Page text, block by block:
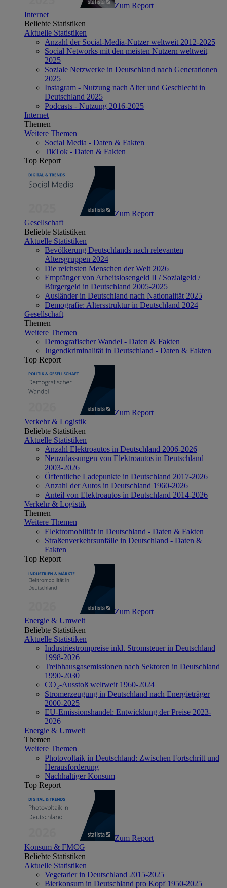
Zum Report
Internet
Beliebte Statistiken
Aktuelle Statistiken
Anzahl der Social-Media-Nutzer weltweit 2012-2025
Social Networks mit den meisten Nutzern weltweit
2025
Soziale Netzwerke in Deutschland nach Generationen
2025
Instagram - Nutzung nach Alter und Geschlecht in
Deutschland 2025
Podcasts - Nutzung 2016-2025
Internet
Themen
Weitere Themen
Social Media - Daten & Fakten
TikTok - Daten & Fakten
Top Report
Zum Report
Gesellschaft
Beliebte Statistiken
Aktuelle Statistiken
Bevölkerung Deutschlands nach relevanten
Altersgruppen 2024
Die reichsten Menschen der Welt 2026
Empfänger von Arbeitslosengeld II / Sozialgeld /
Bürgergeld in Deutschland 2005-2025
Ausländer in Deutschland nach Nationalität 2025
Demografie: Altersstruktur in Deutschland 2024
Gesellschaft
Themen
Weitere Themen
Demografischer Wandel - Daten & Fakten
Jugendkriminalität in Deutschland - Daten & Fakten
Top Report
Zum Report
Verkehr & Logistik
Beliebte Statistiken
Aktuelle Statistiken
Anzahl Elektroautos in Deutschland 2006-2026
Neuzulassungen von Elektroautos in Deutschland
2003-2026
Öffentliche Ladepunkte in Deutschland 2017-2026
Anzahl der Autos in Deutschland 1960-2026
Anteil von Elektroautos in Deutschland 2014-2026
Verkehr & Logistik
Themen
Weitere Themen
Elektromobilität in Deutschland - Daten & Fakten
Straßenverkehrsunfälle in Deutschland - Daten &
Fakten
Top Report
Zum Report
Energie & Umwelt
Beliebte Statistiken
Aktuelle Statistiken
Industriestrompreise inkl. Stromsteuer in Deutschland
1998-2026
Treibhausgasemissionen nach Sektoren in Deutschland
1990-2030
CO₂-Ausstoß weltweit 1960-2024
Stromerzeugung in Deutschland nach Energieträger
2000-2025
EU-Emissionshandel: Entwicklung der Preise 2023-
2026
Energie & Umwelt
Themen
Weitere Themen
Photovoltaik in Deutschland: Zwischen Fortschritt und
Herausforderung
Nachhaltiger Konsum
Top Report
Zum Report
Konsum & FMCG
Beliebte Statistiken
Aktuelle Statistiken
Vegetarier in Deutschland 2015-2025
Bierkonsum in Deutschland pro Kopf 1950-2025